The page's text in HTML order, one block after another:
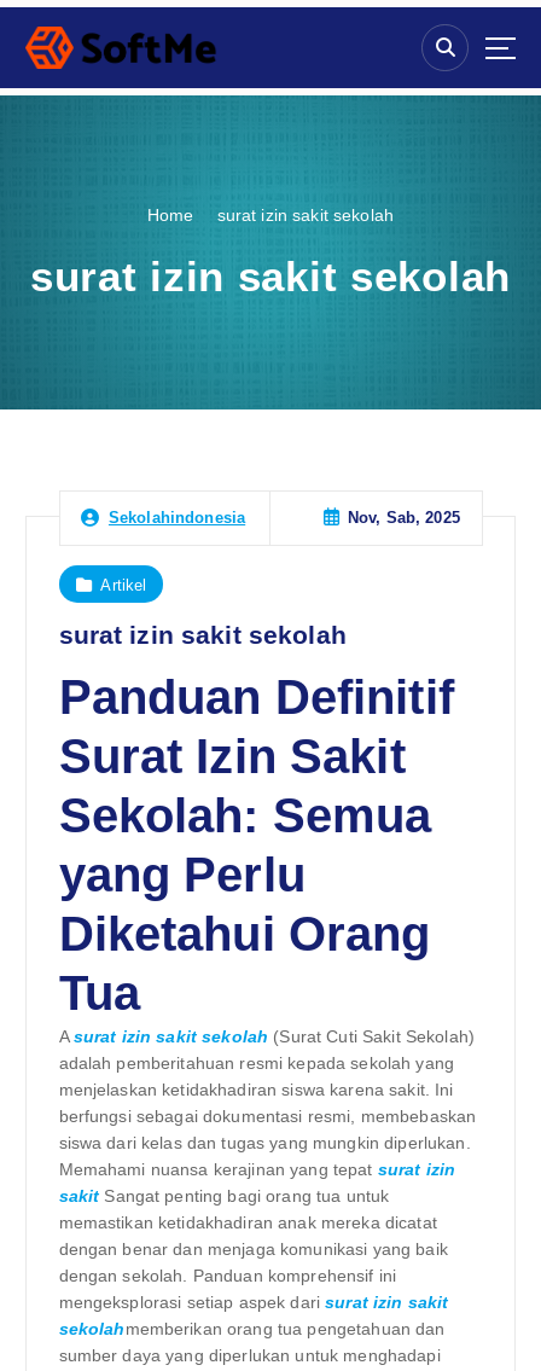
S
p
Home surat izin sakit sekolah
surat izin sakit sekolah
Sekolahindonesia Nov, Sab, 2025
Artikel
surat izin sakit sekolah
Panduan Definitif
Surat Izin Sakit
Sekolah: Semua
yang Perlu
Diketahui Orang
Tua
Asurat izin sakit sekolah (Surat Cuti Sakit Sekolah)
adalah pemberitahuan resmi kepada sekolah yang
menjelaskan ketidakhadiran siswa karena sakit. Ini
berfungsi sebagai dokumentasi resmi, membebaskan
siswa dari kelas dan tugas yang mungkin diperlukan.
Memahami nuansa kerajinan yang tepat surat izin
sakit Sangat penting bagi orang tua untuk
memastikan ketidakhadiran anak mereka dicatat
dengan benar dan menjaga komunikasi yang baik
dengan sekolah. Panduan komprehensif ini
mengeksplorasi setiap aspek darisurat izin sakit
sekolahmemberikan orang tua pengetahuan dan
sumber daya yang diperlukan untuk menghadapi